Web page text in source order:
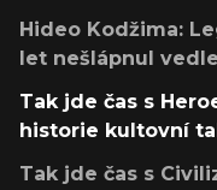
Hideo Kodžima:
let nešlápnul vedle
Tak jde čas s
historie kultovní
Tak jde čas s